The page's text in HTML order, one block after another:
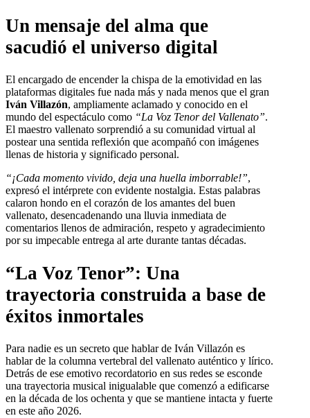
Un mensaje del alma que
sacudió el universo digital
El encargado de encender la chispa de la emotividad en las
plataformas digitales fue nada más y nada menos que el gran
Iván Villazón, ampliamente aclamado y conocido en el
mundo del espectáculo como “La Voz Tenor del Vallenato”.
El maestro vallenato sorprendió a su comunidad virtual al
postear una sentida reflexión que acompañó con imágenes
llenas de historia y significado personal.
“¡Cada momento vivido, deja una huella imborrable!”,
expresó el intérprete con evidente nostalgia. Estas palabras
calaron hondo en el corazón de los amantes del buen
vallenato, desencadenando una lluvia inmediata de
comentarios llenos de admiración, respeto y agradecimiento
por su impecable entrega al arte durante tantas décadas.
“La Voz Tenor”: Una
trayectoria construida a base de
éxitos inmortales
Para nadie es un secreto que hablar de Iván Villazón es
hablar de la columna vertebral del vallenato auténtico y lírico.
Detrás de ese emotivo recordatorio en sus redes se esconde
una trayectoria musical inigualable que comenzó a edificarse
en la década de los ochenta y que se mantiene intacta y fuerte
en este año 2026.